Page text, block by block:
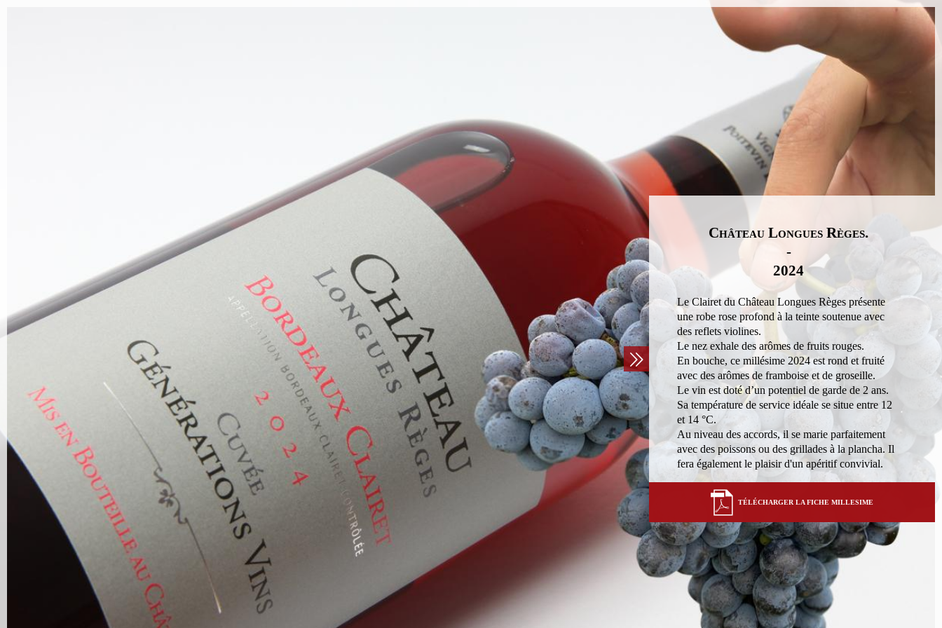
Château Longues Règes.
-
2024
Le Clairet du Château Longues Règes présente
une robe rose profond à la teinte soutenue avec
des reflets violines.
Le nez exhale des arômes de fruits rouges.
En bouche, ce millésime 2024 est rond et fruité
avec des arômes de framboise et de groseille.
Le vin est doté d’un potentiel de garde de 2 ans.
Sa température de service idéale se situe entre 12
et 14 °C.
Au niveau des accords, il se marie parfaitement
avec des poissons ou des grillades à la plancha. Il
fera également le plaisir d'un apéritif convivial.
TÉLÉCHARGER LA FICHE MILLESIME